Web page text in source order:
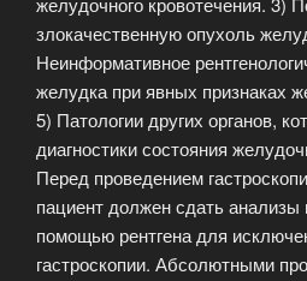
злокачественную опухоль
Неинформативное
желудка при явных признаках
5) Патологии других органов,
диагностики состояния
Перед проведением
пациент должен сдать
помощью рентгена для
гастроскопии. Абсолютными